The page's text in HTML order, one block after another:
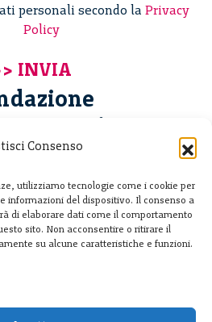
Consenso
utilizziamo tecnologie come i cookie per
informazioni del dispositivo. Il consenso a
di elaborare dati come il comportamento
sito. Non acconsentire o ritirare il
su alcune caratteristiche e funzioni.
personali secondo la Privacy
Policy
Bassetti ETS
Milano - Italia
02 781933
02 76392030